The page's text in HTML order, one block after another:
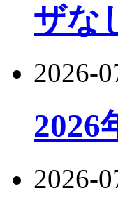
ザな
2026-
2026
2026-